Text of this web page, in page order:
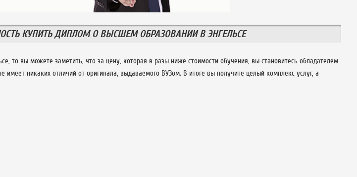
КУПИТЬ ДИПЛОМ О ВЫСШЕМ ОБРАЗОВАНИИ В ЭНГЕЛЬСЕ
то вы можете заметить, что за цену, которая в разы ниже стоимости обучения, вы становитесь обладателем
никаких отличий от оригинала, выдаваемого ВУЗом. В итоге вы получите целый комплекс услуг, а